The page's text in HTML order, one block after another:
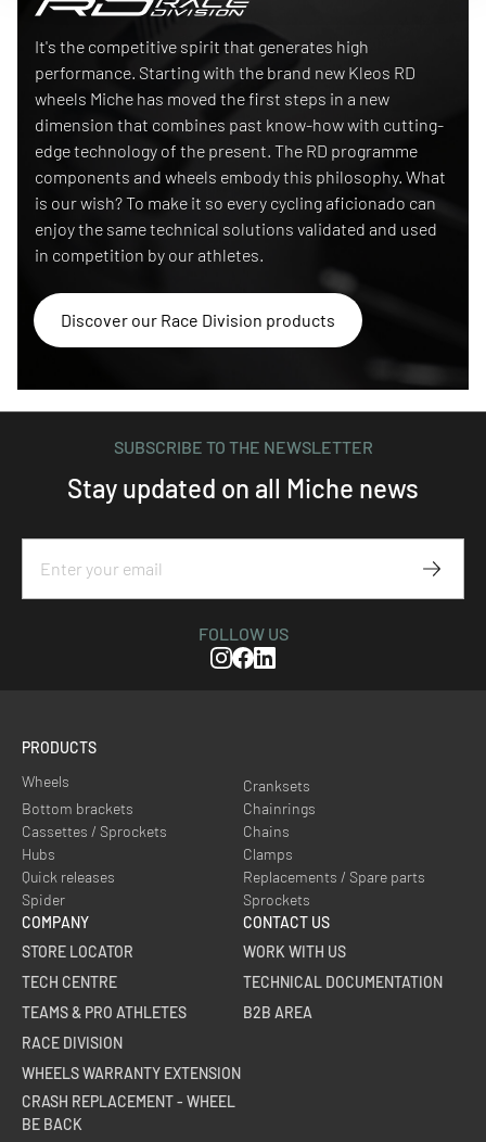
It's the competitive spirit that generates high
performance. Starting with the brand new Kleos RD
wheels Miche has moved the first steps in a new
dimension that combines past know-how with cutting-
edge technology of the present. The RD programme
components and wheels embody this philosophy. What
is our wish? To make it so every cycling aficionado can
enjoy the same technical solutions validated and used
in competition by our athletes.
Discover our Race Division products
SUBSCRIBE TO THE NEWSLETTER
Stay updated on all Miche news
FOLLOW US
Instagram
Facebook
Linkedin
PRODUCTS
Wheels
Cranksets
Bottom brackets
Chainrings
Cassettes / Sprockets
Chains
Hubs
Clamps
Quick releases
Replacements / Spare parts
Spider
Sprockets
COMPANY
STORE LOCATOR
TECH CENTRE
TEAMS & PRO ATHLETES
RACE DIVISION
WHEELS WARRANTY EXTENSION
CRASH REPLACEMENT - WHEEL
BE BACK
CONTACT US
WORK WITH US
TECHNICAL DOCUMENTATION
B2B AREA